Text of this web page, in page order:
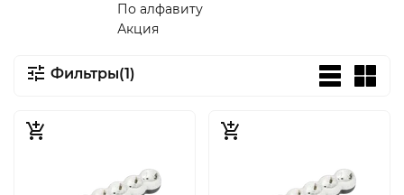
По алфавиту
Акция
Фильтры(1)